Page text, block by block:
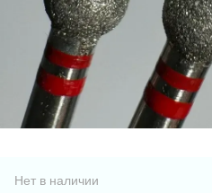
Нет в наличии